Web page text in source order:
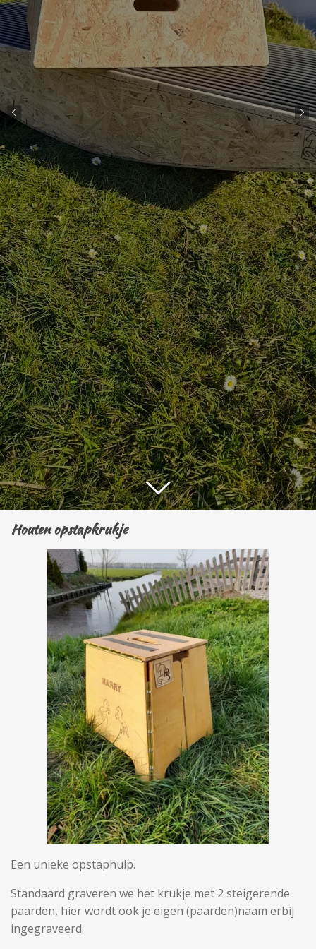
Houten opstapkrukje
Een unieke opstaphulp.
Standaard graveren we het krukje met 2 steigerende
paarden, hier wordt ook je eigen (paarden)naam erbij
ingegraveerd.